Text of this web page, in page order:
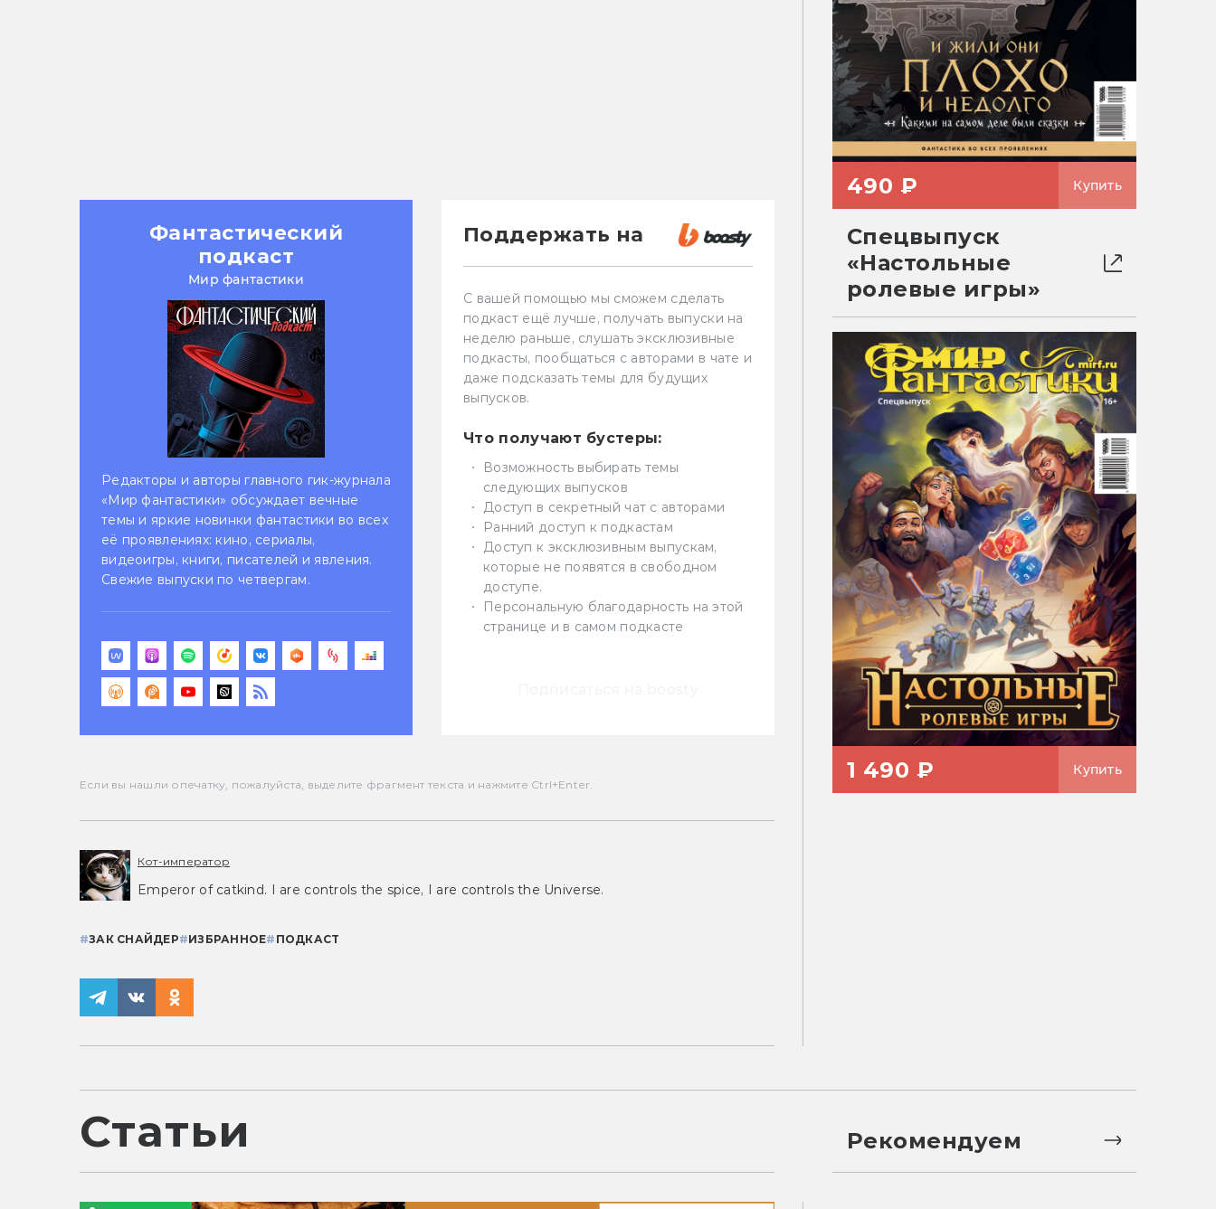
Фантастический
подкаст
Мир фантастики
Редакторы и авторы главного гик-журнала
«Мир фантастики» обсуждает вечные
темы и яркие новинки фантастики во всех
её проявлениях: кино, сериалы,
видеоигры, книги, писателей и явления.
Свежие выпуски по четвергам.
Поддержать на
С вашей помощью мы сможем сделать
подкаст ещё лучше, получать выпуски на
неделю раньше, слушать эксклюзивные
подкасты, пообщаться с авторами в чате и
даже подсказать темы для будущих
выпусков.
Что получают бустеры:
Возможность выбирать темы
следующих выпусков
Доступ в секретный чат с авторами
Ранний доступ к подкастам
Доступ к эксклюзивным выпускам,
которые не появятся в свободном
доступе.
Персональную благодарность на этой
странице и в самом подкасте
Если вы нашли опечатку, пожалуйста, выделите фрагмент текста и нажмите Ctrl+Enter.
Кот-император
Emperor of catkind. I are controls the spice, I are controls the Universe.
#ЗАК СНАЙДЕР#ИЗБРАННОЕ# ПОДКАСТ
490 ₽ Купить
Спецвыпуск
«Настольные
ролевые игры»
1 490 ₽ Купить
Статьи Рекомендуем